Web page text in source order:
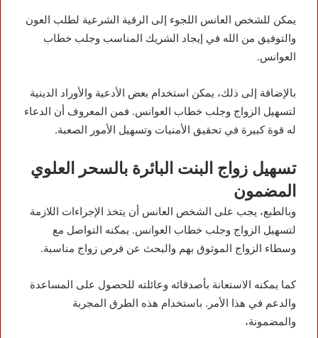
يمكن للشخص العانس اللجوء إلى الرقية الشرعية لطلب العون
والتوفيق من الله في إيجاد الشريك المناسب وجلب خطاب
العوانس.
بالإضافة إلى ذلك، يمكن استخدام بعض الأدعية والأوراد الدينية
لتسهيل الزواج وجلب خطاب العوانس. فمن المعروف أن الدعاء
له قوة كبيرة في تحقيق الأمنيات وتسهيل الأمور الصعبة.
تسهيل زواج البنت البائرة بالسحر العلوي
المضمون
وبالطبع، يجب على الشخص العانس أن يتخذ الإجراءات اللازمة
لتسهيل الزواج وجلب خطاب العوانس. يمكنه التواصل مع
وسطاء الزواج الموثوق بهم والبحث عن فرص زواج مناسبة.
كما يمكنه الاستعانة بأصدقائه وعائلته للحصول على المساعدة
والدعم في هذا الأمر. باستخدام هذه الطرق المجربة
والمضمونة،